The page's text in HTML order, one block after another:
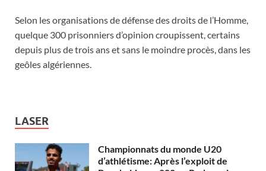
Selon les organisations de défense des droits de l’Homme,
quelque 300 prisonniers d’opinion croupissent, certains
depuis plus de trois ans et sans le moindre procès, dans les
geôles algériennes.
LASER
Championnats du monde U20
d’athlétisme: Après l’exploit de